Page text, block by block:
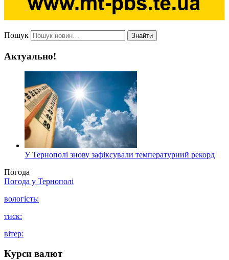
Пошук Знайти
Актуально!
У Тернополі знову зафіксували температурний рекорд
Погода
Погода у Тернополі
вологість:
тиск:
вітер:
Курси валют